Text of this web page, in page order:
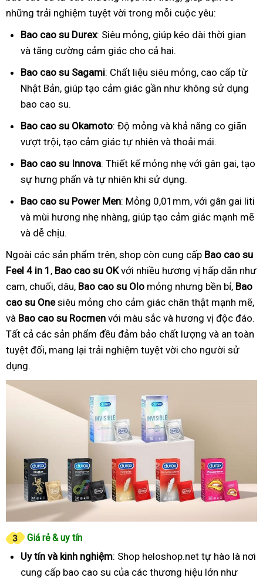
những trải nghiệm tuyệt vời trong mỗi cuộc yêu:
Bao cao su Durex: Siêu mỏng, giúp kéo dài thời gian
và tăng cường cảm giác cho cả hai.
Bao cao su Sagami: Chất liệu siêu mỏng, cao cấp từ
Nhật Bản, giúp tạo cảm giác gần như không sử dụng
bao cao su.
Bao cao su Okamoto: Độ mỏng và khả năng co giãn
vượt trội, tạo cảm giác tự nhiên và thoải mái.
Bao cao su Innova: Thiết kế mỏng nhẹ với gân gai, tạo
sự hưng phấn và tự nhiên khi sử dụng.
Bao cao su Power Men: Mỏng 0,01mm, với gân gai liti
và mùi hương nhẹ nhàng, giúp tạo cảm giác mạnh mẽ
và dễ chịu.
Ngoài các sản phẩm trên, shop còn cung cấp Bao cao su
Feel 4 in 1 , Bao cao su OKvới nhiều hương vị hấp dẫn như
cam, chuối, dâu, Bao cao su Olo mỏng nhưng bền bỉ, Bao
cao su Onesiêu mỏng cho cảm giác chân thật mạnh mẽ,
và Bao cao su Rocmen với màu sắc và hương vị độc đáo.
Tất cả các sản phẩm đều đảm bảo chất lượng và an toàn
tuyệt đối, mang lại trải nghiệm tuyệt vời cho người sử
dụng.
Giá rẻ & uy tín
Uy tín và kinh nghiệm: Shop heloshop.net tự hào là nơi
cung cấp bao cao su của các thương hiệu lớn như